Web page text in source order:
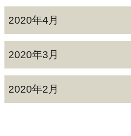
2020年4月
2020年3月
2020年2月